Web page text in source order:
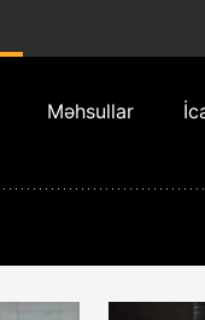
Məhsullar